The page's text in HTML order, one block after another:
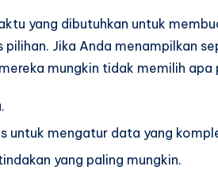
yang dibutuhkan untuk
Jika Anda menampilkan
mungkin tidak memilih apa
untuk mengatur data yang
yang paling mungkin.